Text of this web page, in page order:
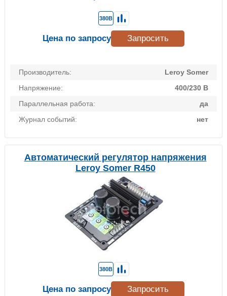
Производитель:
Leroy Somer
Напряжение:
400/230 В
Параллельная работа:
да
Журнал событий:
нет
380В
Цена по запросу Запросить
Автоматический регулятор напряжения
Leroy Somer R450
380В
Цена по запросу Запросить